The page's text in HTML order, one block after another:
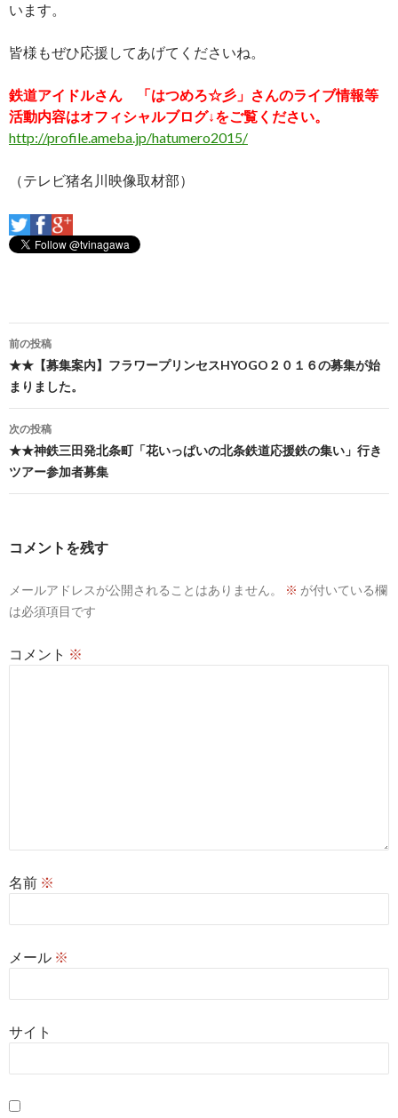
います。
皆様もぜひ応援してあげてくださいね。
鉄道アイドルさん 「はつめろ☆彡」さんのライブ情報等
活動内容はオフィシャルブログ↓をご覧ください。
http://profile.ameba.jp/hatumero2015/
（テレビ猪名川映像取材部）
投
稿
ナ
ビ
ゲ
ー
ョ
ン
前の投稿
★★【募集案内】フラワープリンセスHYOGO２０１６の募集が始
まりました。
次の投稿
★★神鉄三田発北条町「花いっぱいの北条鉄道応援鉄の集い」行き
ツアー参加者募集
コメントを残す
メールアドレスが公開されることはありません。 ※ が付いている欄
は必須項目です
コメント ※
名前 ※
メール ※
サイト